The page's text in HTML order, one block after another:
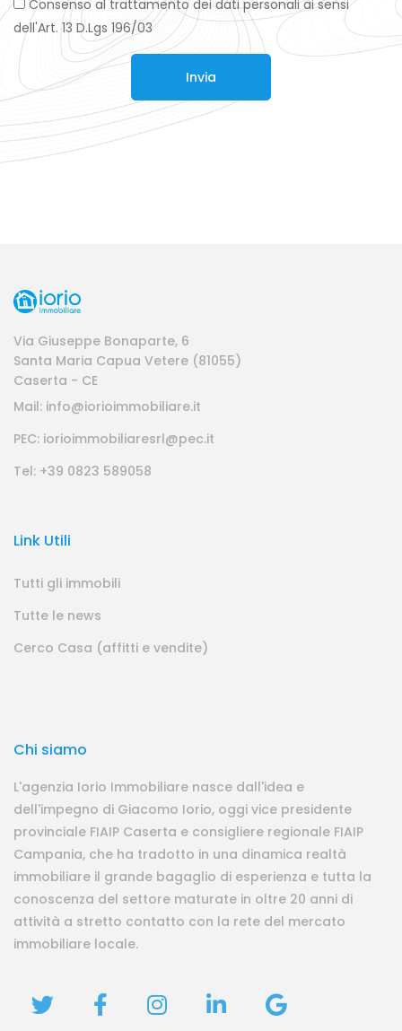
Consenso al trattamento dei dati personali ai sensi
dell'Art. 13 D.Lgs 196/03
Invia
Via Giuseppe Bonaparte, 6
Santa Maria Capua Vetere (81055)
Caserta - CE
Mail: info@iorioimmobiliare.it
PEC: iorioimmobiliaresrl@pec.it
Tel: +39 0823 589058
Link Utili
Tutti gli immobili
Tutte le news
Cerco Casa (affitti e vendite)
Chi siamo
L'agenzia Iorio Immobiliare nasce dall'idea e
dell'impegno di Giacomo Iorio, oggi vice presidente
provinciale FIAIP Caserta e consigliere regionale FIAIP
Campania, che ha tradotto in una dinamica realtà
immobiliare il grande bagaglio di esperienza e tutta la
conoscenza del settore maturate in oltre 20 anni di
attività a stretto contatto con la rete del mercato
immobiliare locale.